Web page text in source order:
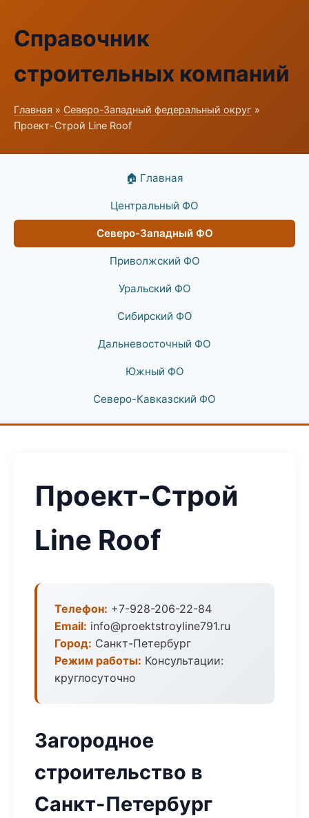
Справочник
строительных компаний
Главная » Северо-Западный федеральный округ »
Проект-Строй Line Roof
🏠 Главная
Центральный ФО
Северо-Западный ФО
Приволжский ФО
Уральский ФО
Сибирский ФО
Дальневосточный ФО
Южный ФО
Северо-Кавказский ФО
Проект-Строй
Line Roof
Телефон: +7-928-206-22-84
Email: info@proektstroyline791.ru
Город: Санкт-Петербург
Режим работы: Консультации:
круглосуточно
Загородное
строительство в
Санкт-Петербург